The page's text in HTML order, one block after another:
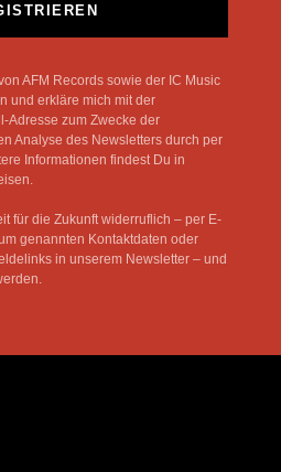
AFM Records sowie der IC Music
und erkläre mich mit der
Adresse zum Zwecke der
Analyse des Newsletters durch per
Informationen findest Du in
für die Zukunft widerruflich – per E-
genannten Kontaktdaten oder
in unserem Newsletter – und